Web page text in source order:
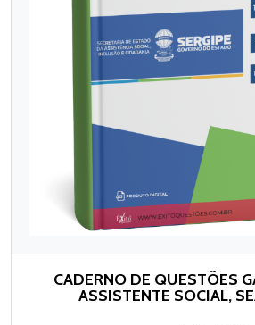
CADERNO DE QUESTÕES
ASSISTENTE SOCIAL,